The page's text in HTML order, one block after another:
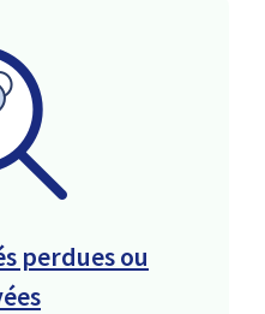
perdues ou